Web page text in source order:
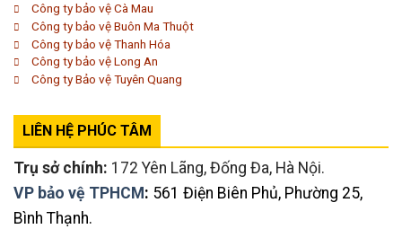
Công ty bảo vệ Cà Mau
Công ty bảo vệ Buôn Ma Thuột
Công ty bảo vệ Thanh Hóa
Công ty bảo vệ Long An
Công ty Bảo vệ Tuyên Quang
LIÊN HỆ PHÚC TÂM
Trụ sở chính: 172 Yên Lãng, Đống Đa, Hà Nội.
VP bảo vệ TPHCM : 561 Điện Biên Phủ, Phường 25,
Bình Thạnh.